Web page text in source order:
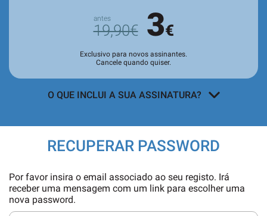
19,90€ 3€
Exclusivo para novos assinantes.
Cancele quando quiser.
O QUE INCLUI A SUA ASSINATURA?
nas aplicações.
de chegar às bancas.
Acesso ao
RECUPERAR PASSWORD
Por favor insira o email associado ao seu registo. Irá
receber uma mensagem com um link para escolher uma
nova password.